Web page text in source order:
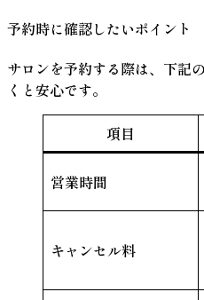
予約時に確認したいポイント
サロンを予約する際は、下記
くと安心です。
項目
営業時間
キャンセル料